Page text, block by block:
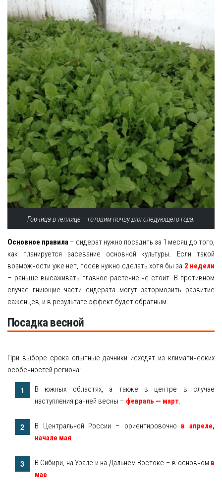
Горчица в теплице – готовим почву для следующего года.
Основное правила – сидерат нужно посадить за 1 месяц до того,
как планируется засевание основной культуры. Если такой
возможности уже нет, посев нужно сделать хотя бы за 2 недели
– раньше высаживать главное растение не стоит. В противном
случае гниющие части сидерата могут затормозить развитие
саженцев, и в результате эффект будет обратным.
Посадка весной
При выборе срока опытные дачники исходят из климатических
особенностей региона:
В южных областях, а также в центре в случае
наступления ранней весны – февраль — март.
В Центральной России – ориентировочно в апреле,
начале мая.
В Сибири, на Урале и на Дальнем Востоке – в основном в
мае.